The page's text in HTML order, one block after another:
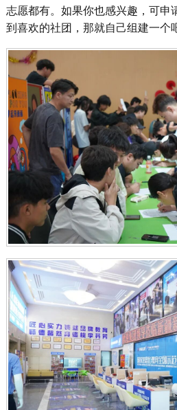
志愿都有。如果你也感兴趣，可申
到喜欢的社团，那就自己组建一个